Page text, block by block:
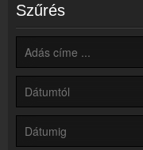
Rádió 1 műsorai
Webkamera
Rádió 1 webkamera, élőkép
Hírek
Rádió 1 kapcsolatos hírek
Kapcsolat
Írj nekünk!
Szűrés